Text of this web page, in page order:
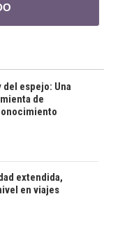
del espejo: Una
de
extendida,
en viajes